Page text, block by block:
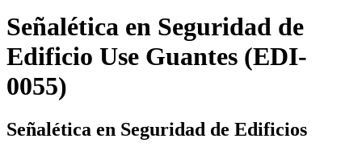
Señalética en Seguridad de
Edificio Use Guantes (EDI-
0055)
Señalética en Seguridad de Edificios